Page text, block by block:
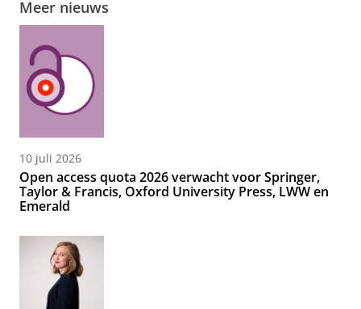
Meer nieuws
10 juli 2026
Open access quota 2026 verwacht voor Springer,
Taylor & Francis, Oxford University Press, LWW en
Emerald